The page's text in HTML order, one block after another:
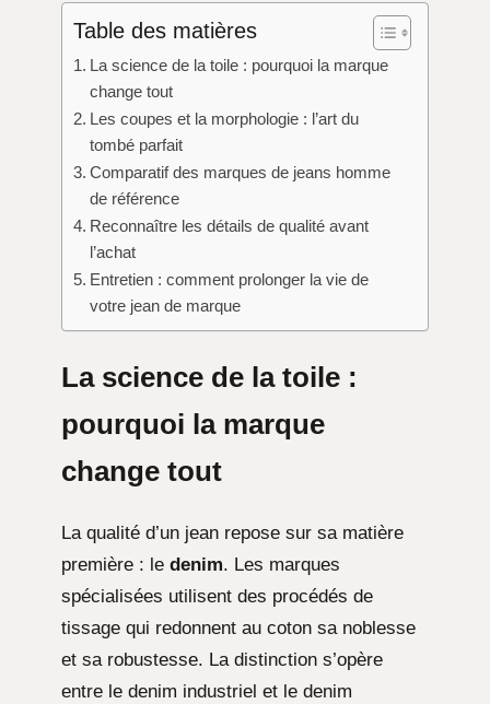
Table des matières
La science de la toile : pourquoi la marque
change tout
Les coupes et la morphologie : l’art du
tombé parfait
Comparatif des marques de jeans homme
de référence
Reconnaître les détails de qualité avant
l’achat
Entretien : comment prolonger la vie de
votre jean de marque
La science de la toile :
pourquoi la marque
change tout
La qualité d’un jean repose sur sa matière
première : le denim. Les marques
spécialisées utilisent des procédés de
tissage qui redonnent au coton sa noblesse
et sa robustesse. La distinction s’opère
entre le denim industriel et le denim